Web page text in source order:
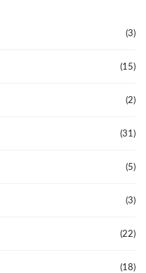
(3)
(15)
(2)
(31)
(5)
(3)
(22)
(18)